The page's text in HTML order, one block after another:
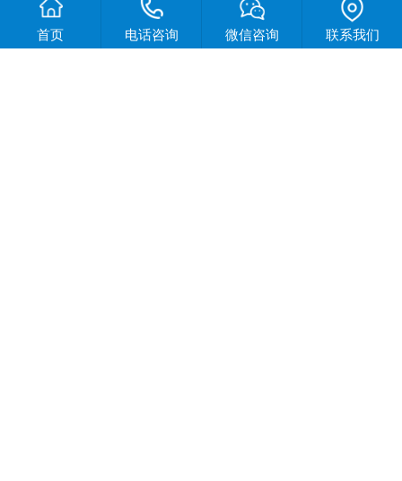
近日，住房城乡建设部标准定额研究所
首页 电话咨询 微信咨询 联系我们